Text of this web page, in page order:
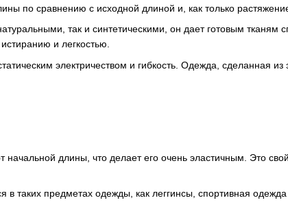
по сравнению с исходной длиной и, как только
так и синтетическими, он дает готовым
и легкостью.
электричеством и гибкость. Одежда, сделанная из
начальной длины, что делает его очень эластичным. Это
в таких предметах одежды, как леггинсы, спортивная